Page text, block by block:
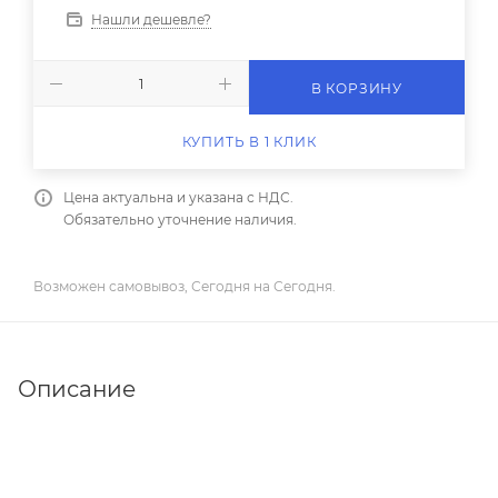
Нашли дешевле?
В КОРЗИНУ
КУПИТЬ В 1 КЛИК
Цена актуальна и указана с НДС.
Обязательно уточнение наличия.
Возможен самовывоз, Сегодня на Сегодня.
Описание